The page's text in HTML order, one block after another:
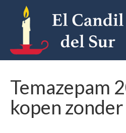
Temazepam
kopen